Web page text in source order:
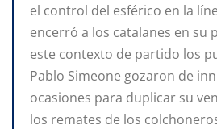
el control del esférico en la
encerró a los catalanes en su
este contexto de partido los
Pablo Simeone gozaron de
ocasiones para duplicar su
los remates de los